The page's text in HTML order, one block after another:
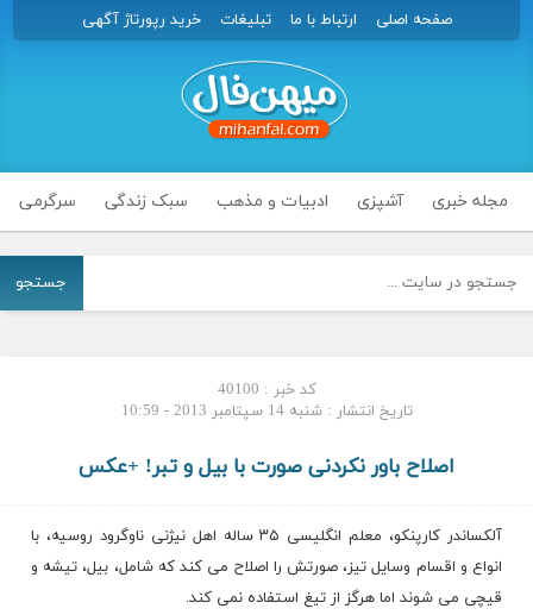
صفحه اصلی ارتباط با ما تبلیغات خرید رپورتاژ آگهی
مجله خبری آشپزی ادبیات و مذهب سبک زندگی سرگرمی
جستجو
کد خبر : 40100
تاریخ انتشار : شنبه 14 سپتامبر 2013 - 10:59
اصلاح باور نکردنی صورت با بیل و تبر! +عکس
آلکساندر کارپنکو، معلم انگلیسی ۳۵ ساله اهل نیژنی ناوگرود روسیه، با
انواع و اقسام وسایل تیز، صورتش را اصلاح می کند که شامل، بیل، تیشه و
قیچی می شوند اما هرگز از تیغ استفاده نمی کند.